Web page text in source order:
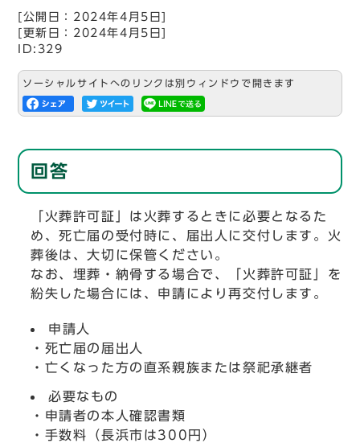
[公開日：2024年4月5日]
[更新日：2024年4月5日]
ID:329
ソーシャルサイトへのリンクは別ウィンドウで開きます
回答
「火葬許可証」は火葬するときに必要となるた
め、死亡届の受付時に、届出人に交付します。火
葬後は、大切に保管ください。
なお、埋葬・納骨する場合で、「火葬許可証」を
紛失した場合には、申請により再交付します。
申請人
・死亡届の届出人
・亡くなった方の直系親族または祭祀承継者
必要なもの
・申請者の本人確認書類
・手数料（長浜市は300円）